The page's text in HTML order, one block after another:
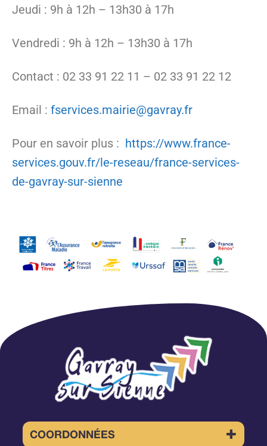
Jeudi : 9h à 12h – 13h30 à 17h
Vendredi : 9h à 12h – 13h30 à 17h
Contact : 02 33 91 22 11 – 02 33 91 22 12
Email : fservices.mairie@gavray.fr
Pour en savoir plus : https://www.france-
services.gouv.fr/le-reseau/france-services-
de-gavray-sur-sienne
COORDONNÉES